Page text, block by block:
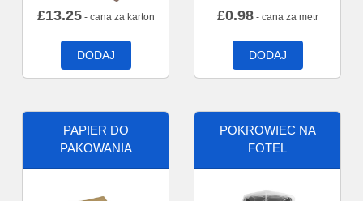
£13.25- cana za karton
DODAJ
£0.98- cana za metr
DODAJ
PAPIER DO
PAKOWANIA
POKROWIEC NA
FOTEL